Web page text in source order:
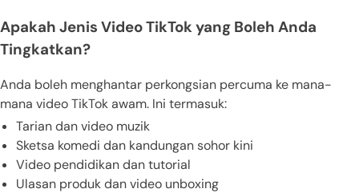
Apakah Jenis Video TikTok yang Boleh Anda
Tingkatkan?
Anda boleh menghantar perkongsian percuma ke mana-
mana video TikTok awam. Ini termasuk:
Tarian dan video muzik
Sketsa komedi dan kandungan sohor kini
Video pendidikan dan tutorial
Ulasan produk dan video unboxing